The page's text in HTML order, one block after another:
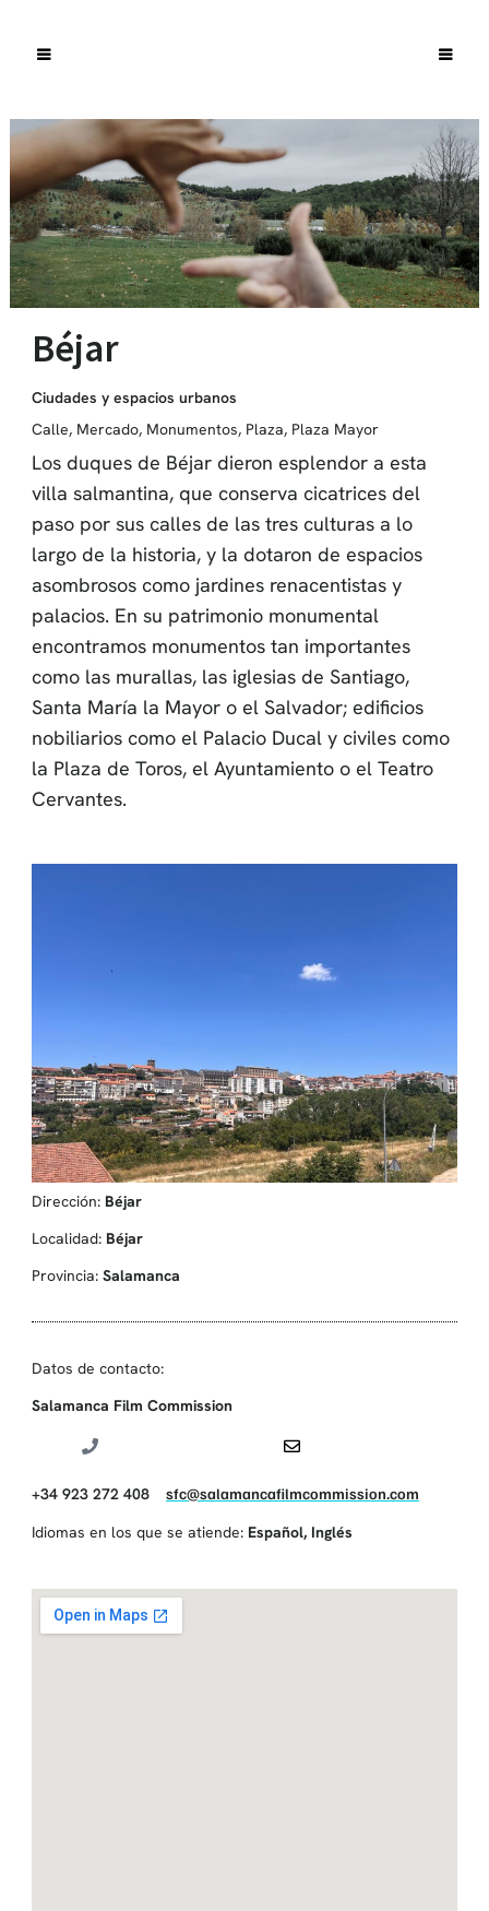
Béjar
Ciudades y espacios urbanos
Calle, Mercado, Monumentos, Plaza, Plaza Mayor
Los duques de Béjar dieron esplendor a esta
villa salmantina, que conserva cicatrices del
paso por sus calles de las tres culturas a lo
largo de la historia, y la dotaron de espacios
asombrosos como jardines renacentistas y
palacios. En su patrimonio monumental
encontramos monumentos tan importantes
como las murallas, las iglesias de Santiago,
Santa María la Mayor o el Salvador; edificios
nobiliarios como el Palacio Ducal y civiles como
la Plaza de Toros, el Ayuntamiento o el Teatro
Cervantes.
Dirección: Béjar
Localidad: Béjar
Provincia: Salamanca
Datos de contacto:
Salamanca Film Commission
+34 923 272 408 sfc@salamancafilmcommission.com
Idiomas en los que se atiende: Español, Inglés